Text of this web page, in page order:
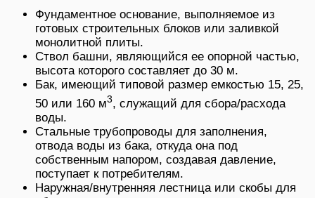
Фундаментное основание, выполняемое из
готовых строительных блоков или заливкой
монолитной плиты.
Ствол башни, являющийся ее опорной частью,
высота которого составляет до 30 м.
Бак, имеющий типовой размер емкостью 15, 25,
50 или 160 м3, служащий для сбора/расхода
воды.
Стальные трубопроводы для заполнения,
отвода воды из бака, откуда она под
собственным напором, создавая давление,
поступает к потребителям.
Наружная/внутренняя лестница или скобы для